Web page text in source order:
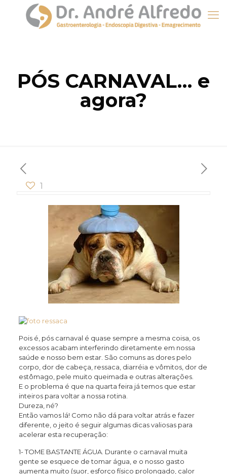
PÓS CARNAVAL… e
agora?
1
Pois é, pós carnaval é quase sempre a mesma coisa, os
excessos acabam interferindo diretamente em nossa
saúde e nosso bem estar. São comuns as dores pelo
corpo, dor de cabeça, ressaca, diarréia e vômitos, dor de
estômago, pele muito queimada e outras alterações.
E o problema é que na quarta feira já temos que estar
inteiros para voltar a nossa rotina.
Dureza, né?
Então vamos lá! Como não dá para voltar atrás e fazer
diferente, o jeito é seguir algumas dicas valiosas para
acelerar esta recuperação:
1- TOME BASTANTE ÁGUA. Durante o carnaval muita
gente se esquece de tomar água, e o nosso gasto
aumenta muito (suor, esforço físico prolongado, calor